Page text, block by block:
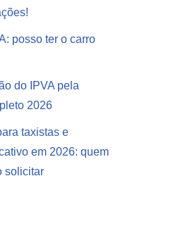
posso ter o carro
do IPVA pela
2026
taxistas e
em 2026: quem
solicitar